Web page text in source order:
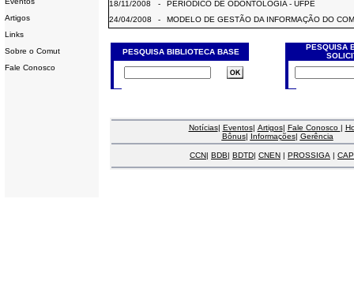
Artigos
Links
Sobre o Comut
Fale Conosco
18/11/2008
-
PERIÓDICO DE ODONTOLOGIA - UFPE
24/04/2008
- MODELO DE GESTÃO DA INFORMAÇÃO DO
PESQUISA BIBLIOTECA BASE
PESQUISA
Notícias| Eventos| Artigos| Fale Conosco |
Bônus| Informações| Gerência
CCN| BDB| BDTD| CNEN | PROSSIGA |